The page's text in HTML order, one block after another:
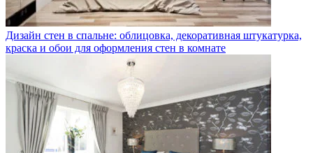
Дизайн стен в спальне: облицовка, декоративная штукатурка,
краска и обои для оформления стен в комнате